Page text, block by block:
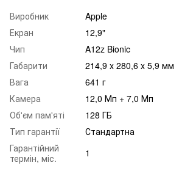
Виробник
Apple
Екран
12,9"
Чип
A12z Bionic
Габарити
214,9 x 280,6 x 5,9 мм
Вага
641 г
Камера
12,0 Мп + 7,0 Мп
Об'єм пам'яті
128 ГБ
Тип гарантії
Стандартна
Гарантійний
термін, міс.
1